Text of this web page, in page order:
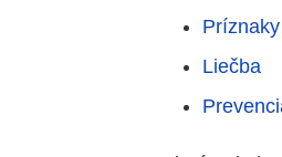
Príznaky
Liečba